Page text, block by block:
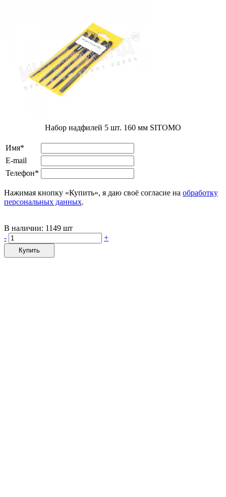
Набор надфилей 5 шт. 160 мм SITOMO
Имя*
E-mail
Телефон*
Нажимая кнопку «Купить», я даю своё согласие на обработку
персональных данных.
В наличии: 1149 шт
-
+
Купить